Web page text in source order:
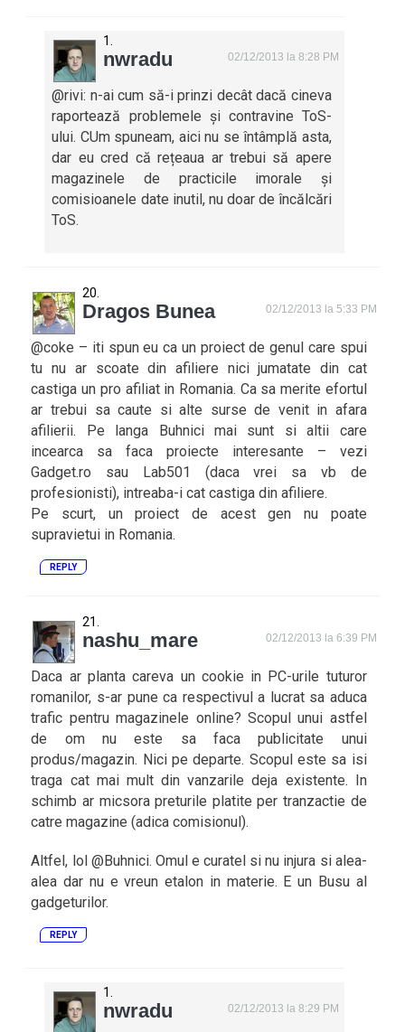
nwradu 02/12/2013 la 8:28 PM
@rivi: n-ai cum să-i prinzi decât dacă cineva
raportează problemele și contravine ToS-
ului. CUm spuneam, aici nu se întâmplă asta,
dar eu cred că rețeaua ar trebui să apere
magazinele de practicile imorale și
comisioanele date inutil, nu doar de încălcări
ToS.
Dragos Bunea 02/12/2013 la 5:33 PM
@coke – iti spun eu ca un proiect de genul care spui
tu nu ar scoate din afiliere nici jumatate din cat
castiga un pro afiliat in Romania. Ca sa merite efortul
ar trebui sa caute si alte surse de venit in afara
afilierii. Pe langa Buhnici mai sunt si altii care
incearca sa faca proiecte interesante – vezi
Gadget.ro sau Lab501 (daca vrei sa vb de
profesionisti), intreaba-i cat castiga din afiliere.
Pe scurt, un proiect de acest gen nu poate
supravietui in Romania.
REPLY
nashu_mare 02/12/2013 la 6:39 PM
Daca ar planta careva un cookie in PC-urile tuturor
romanilor, s-ar pune ca respectivul a lucrat sa aduca
trafic pentru magazinele online? Scopul unui astfel
de om nu este sa faca publicitate unui
produs/magazin. Nici pe departe. Scopul este sa isi
traga cat mai mult din vanzarile deja existente. In
schimb ar micsora preturile platite per tranzactie de
catre magazine (adica comisionul).
Altfel, lol @Buhnici. Omul e curatel si nu injura si alea-
alea dar nu e vreun etalon in materie. E un Busu al
gadgeturilor.
REPLY
nwradu 02/12/2013 la 8:29 PM